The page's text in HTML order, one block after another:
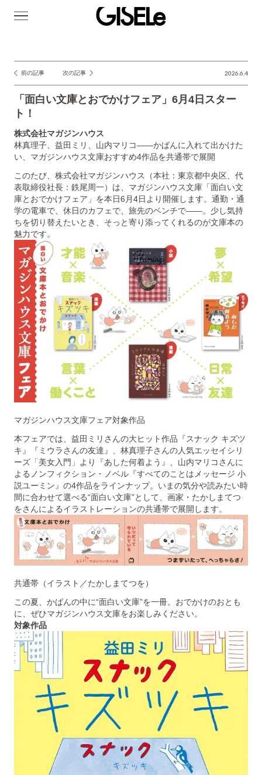
投
稿
ナ
ビ
ゲ
ー
シ
ョ
ン
前の記事 次の記事 2026.6.4
「面白い文庫とおでかけフェア」6月4日スター
ト！
株式会社マガジンハウス
林真理子、益田ミリ、山内マリコ――かばんに入れて出かけた
い、マガジンハウス文庫おすすめ4作品を共通帯で展開
このたび、株式会社マガジンハウス（本社：東京都中央区、代
表取締役社長：鉄尾周一）は、マガジンハウス文庫「面白い文
庫とおでかけフェア」を本日6月4日より開催します。通勤・通
学の電車で、休日のカフェで、旅先のベンチで――。少し気持
ちを切り替えたいとき、そっと寄り添ってくれるのが文庫本の
魅力です。
マガジンハウス文庫フェア対象作品
本フェアでは、益田ミリさんの大ヒット作品『スナック キズツ
キ』『ミウラさんの友達』、林真理子さんの人気エッセイシリ
ーズ「美女入門」より『あした何着よう』、山内マリコさんに
よるノンフィクション・ノベル『すべてのことはメッセージ 小
説ユーミン』の4作品をラインナップ。いまの気分や読みたい時
間に合わせて選べる“面白い文庫”として、画家・たかしまてつ
をさんによるイラストレーションの共通帯で展開します。
共通帯（イラスト／たかしまてつを）
この夏、かばんの中に“面白い文庫”を一冊。おでかけのおとも
に、ぜひマガジンハウス文庫をお楽しみください。
対象作品